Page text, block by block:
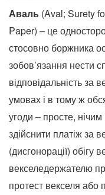
Аваль (Aval; Surety
Paper) – це
стосовно боржника
зобов’язання нести
відповідальність за
умовах і в тому ж
угоди – просте,
здійснити платіж за
(дисгонорації)
векселедержателю
протест векселя або